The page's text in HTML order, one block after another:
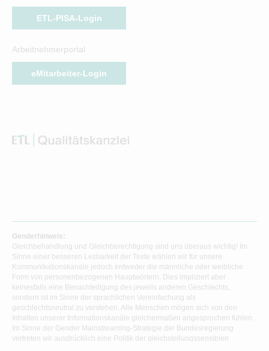
ETL-PISA-Login
Arbeitnehmerportal
eMitarbeiter-Login
Genderhinweis:
Gleichbehandlung und Gleichberechtigung sind uns überaus wichtig! Im
Sinne einer besseren Lesbarkeit der Texte wählen wir für unsere
Kommunikationskanäle jedoch entweder die männliche oder weibliche
Form von personenbezogenen Hauptwörtern. Dies impliziert aber
keinesfalls eine Benachteiligung des jeweils anderen Geschlechts,
sondern ist im Sinne der sprachlichen Vereinfachung als
geschlechtsneutral zu verstehen. Alle Menschen mögen sich von den
Inhalten unserer Informationskanäle gleichermaßen angesprochen fühlen.
Im Sinne der Gender Mainstreaming-Strategie der Bundesregierung
vertreten wir ausdrücklich eine Politik der gleichstellungssensiblen